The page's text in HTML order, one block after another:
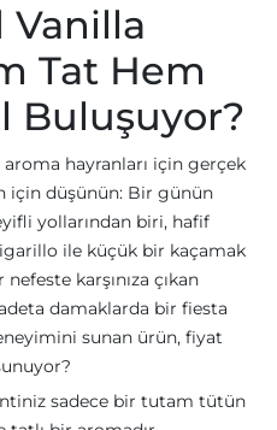
Vanilla
Tat Hem
Buluşuyor?
hayranları için gerçek
için düşünün: Bir günün
yollarından biri, hafif
ile küçük bir kaçamak
karşınıza çıkan
damaklarda bir fiesta
sunan ürün, fiyat
sadece bir tutam tütün